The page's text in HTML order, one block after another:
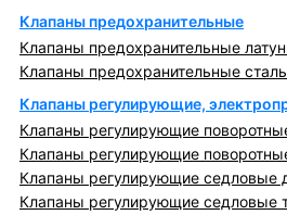
Клапаны предохранительные
Клапаны предохранительные
Клапаны предохранительные
Клапаны регулирующие,
Клапаны регулирующие
Клапаны регулирующие
Клапаны регулирующие седловые
Клапаны регулирующие седловые